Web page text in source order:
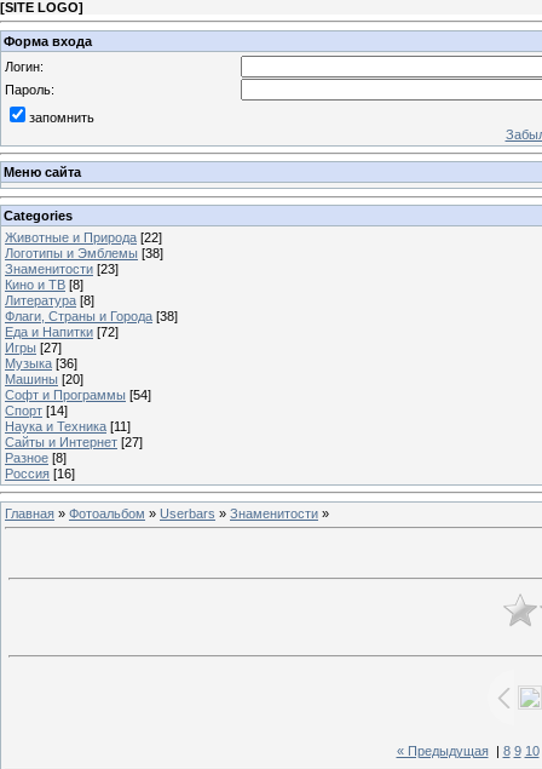
[SITE LOGO]
Форма входа
Логин:
Пароль:
запомнить
Меню сайта
Categories
Животные и Природа [22]
Логотипы и Эмблемы [38]
Знаменитости [23]
Кино и ТВ [8]
Литература [8]
Флаги, Страны и Города [38]
Еда и Напитки [72]
Игры [27]
Музыка [36]
Машины [20]
Софт и Программы [54]
Спорт [14]
Наука и Техника [11]
Сайты и Интернет [27]
Разное [8]
Россия [16]
Главная » Фотоальбом » Userbars » Знаменитости »
« Предыдущая| 8 9 10